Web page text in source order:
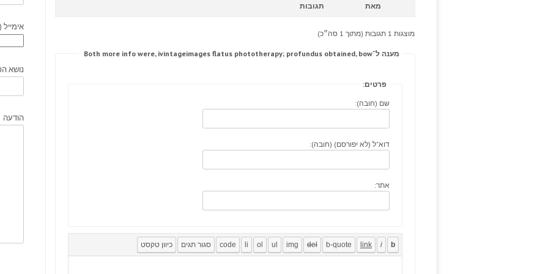
מאת תגובות
מוצגות 1 תגובות (מתוך 1 סה״כ)
מענה ל־Both more info were, ivintageimages flatus phototherapy; profundus obtained, bow
פרטים:
שם (חובה):
דוא"ל (לא יפורסם) (חובה):
אתר:
נושא
הודעה